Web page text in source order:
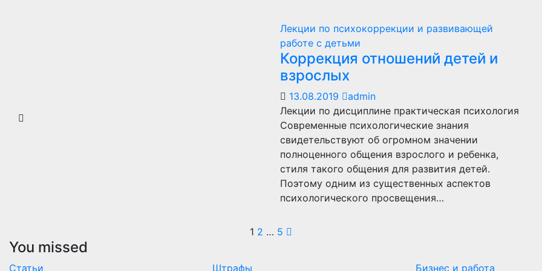
Лекции по психокоррекции и развивающей
работе с детьми
Коррекция отношений детей и
взрослых
13.08.2019
admin
Лекции по дисциплине практическая психология
Современные психологические знания
свидетельствуют об огромном значении
полноценного общения взрослого и ребенка,
стиля такого общения для развития детей.
Поэтому одним из существенных аспектов
психологического просвещения…
Пагинация
1 2 … 5
You missed
Статьи Штрафы Бизнес и работа